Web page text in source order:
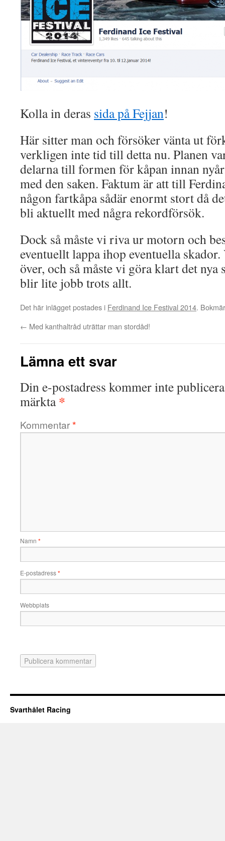
Kolla in deras sida på Fejjan!
Här sitter man och försöker vänta ut
verkligen inte tid till detta nu. Planen
delarna till formen för kåpan innan
med den saken. Faktum är att till
någon fartkåpa sådär enormt stort då
bli aktuellt med några rekordförsök.
Dock så måste vi riva ur motorn och
eventuellt lappa ihop eventuella skador.
över, och så måste vi göra klart det nya
blir lite jobb trots allt.
Det här inlägget postades i Ferdinand Ice Festival 2014.
← Med kanthaltråd uträttar man stordåd!
Lämna ett svar
Din e-postadress kommer inte
märkta*
Kommentar*
Namn *
E-postadress*
Webbplats
Svarthålet Racing